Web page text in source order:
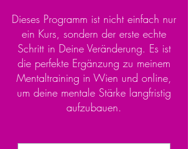
Dieses Programm ist nicht einfach nur
ein Kurs, sondern der erste echte
Schritt in Deine Veränderung. Es ist
die perfekte Ergänzung zu meinem
Mentaltraining in Wien und online,
um deine mentale Stärke langfristig
aufzubauen.